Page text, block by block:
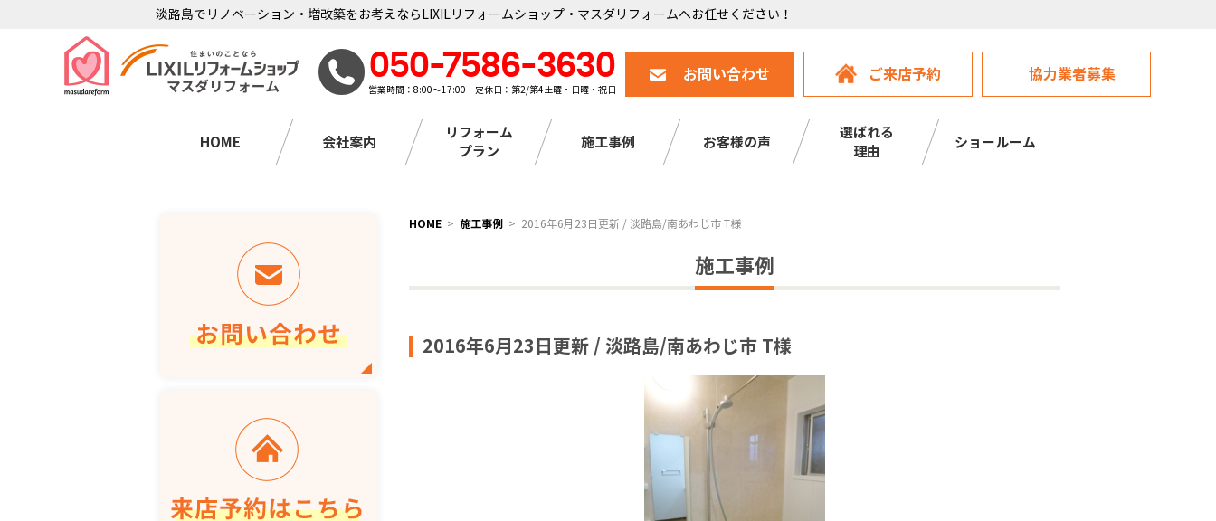
淡路島でリノベーション・増改築をお考えならLIXILリフォームショップ・マスダリフォームへお任せください！
050-7586-3630
営業時間：8:00～17:00 定休日：第2/第4土曜・日曜・祝日
お問い合わせ ご来店予約 協力業者募集
HOME 会社案内
リフォーム
プラン
施工事例 お客様の声
選ばれる
理由
ショールーム
HOME 施工事例 2016年6月23日更新 / 淡路島/南あわじ市 T様
施工事例
2016年6月23日更新 / 淡路島/南あわじ市 T様